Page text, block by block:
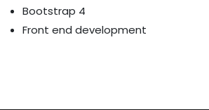
Bootstrap 4
Front end development